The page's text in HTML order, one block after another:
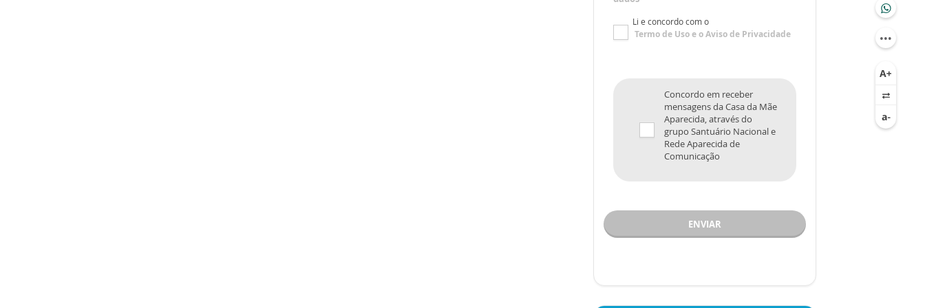
Li e concordo com o
Termo de Usoe oAviso de Privacidade
Concordo em receber
mensagens da Casa da Mãe
Aparecida, através do
grupo Santuário Nacional e
Rede Aparecida de
Comunicação
ENVIAR